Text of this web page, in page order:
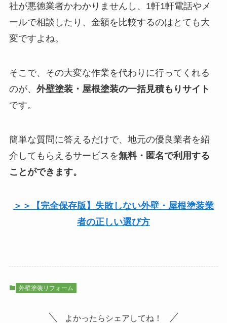
社が悪徳業者かわかりませんし、1軒1軒電話やメ
ールで相談したり、金額を比較するのはとても大
変ですよね。
そこで、その大変な作業を代わりに行ってくれる
のが、 外壁塗装・屋根塗装の一括見積もりサイト
です。
簡単な質問に答えるだけで、地元の優良業者を紹
介してもらえるサービスを無料・匿名で利用する
ことができます。
＞＞【完全保存版】失敗しない外壁・屋根塗装業
者の正しい選び方
外壁塗装リフォーム
よかったらシェアしてね！